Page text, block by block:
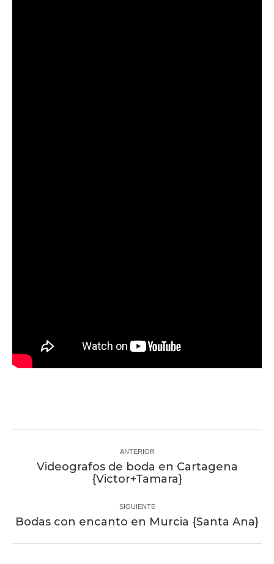
entre
proyectos
ANTERIOR
Proyecto
anterior
Videografos de boda en Cartagena
{Victor+Tamara}
SIGUIENTE
Proyecto
Bodas con encanto en Murcia {Santa Ana}